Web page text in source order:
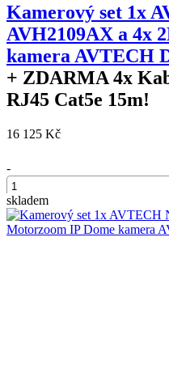
Kamerový set 1x
AVH2109AX a 4x
kamera AVTECH
+ ZDARMA 4x
RJ45 Cat5e 15m!
16 125 Kč
-
+
skladem